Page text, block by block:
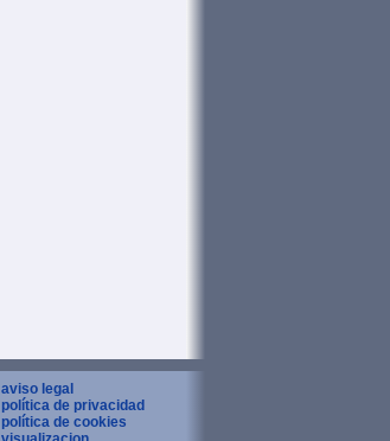
aviso legal
política de privacidad
política de cookies